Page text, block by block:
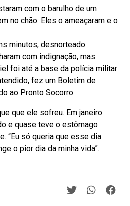
com o barulho de um
no chão. Eles o ameaçaram e o
minutos, desnorteado.
com indignação, mas
foi até a base da polícia militar
fez um Boletim de
ao Pronto Socorro.
que ele sofreu. Em janeiro
e quase teve o estômago
“Eu só queria que esse dia
o pior dia da minha vida”.